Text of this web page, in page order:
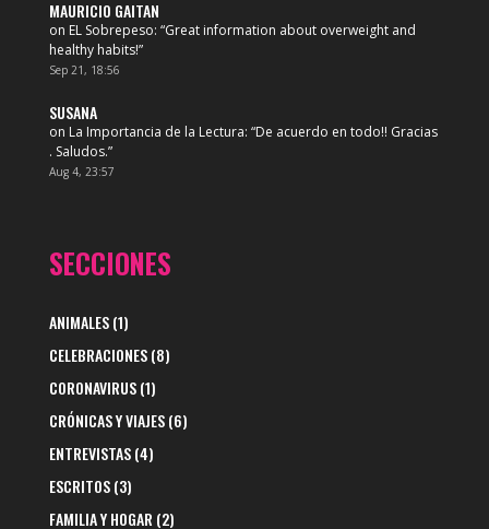
MAURICIO GAITAN
on EL Sobrepeso: “Great information about overweight and
healthy habits!”
Sep 21, 18:56
SUSANA
on La Importancia de la Lectura: “De acuerdo en todo!! Gracias
. Saludos.”
Aug 4, 23:57
SECCIONES
ANIMALES(1)
CELEBRACIONES(8)
CORONAVIRUS(1)
CRÓNICAS Y VIAJES(6)
ENTREVISTAS(4)
ESCRITOS(3)
FAMILIA Y HOGAR (2)